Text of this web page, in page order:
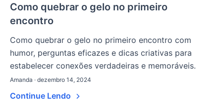
Como quebrar o gelo no primeiro
encontro
Como quebrar o gelo no primeiro encontro com
humor, perguntas eficazes e dicas criativas para
estabelecer conexões verdadeiras e memoráveis.
Amanda · dezembro 14, 2024
Continue Lendo